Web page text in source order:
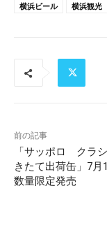
横浜ビール
横浜観光
前の記事
「サッポロ クラ
きたて出荷缶」7月
数量限定発売